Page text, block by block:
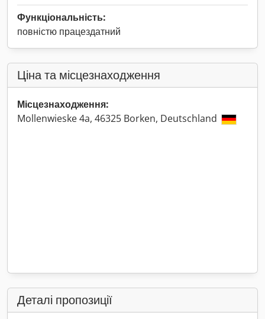
Функціональність:
повністю працездатний
Ціна та місцезнаходження
Місцезнаходження:
Mollenwieske 4a, 46325 Borken, Deutschland
Деталі пропозиції